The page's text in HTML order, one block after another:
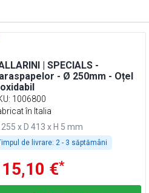
| SPECIALS -
- Ø 250mm - Oțel
: 1006800
în Italia
255 x D 413 x H 5 mm
de livrare: 2 - 3 săptămâni
€*